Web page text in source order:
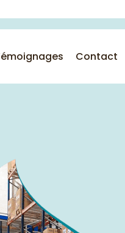
d'une solution
personnalisée
Contact